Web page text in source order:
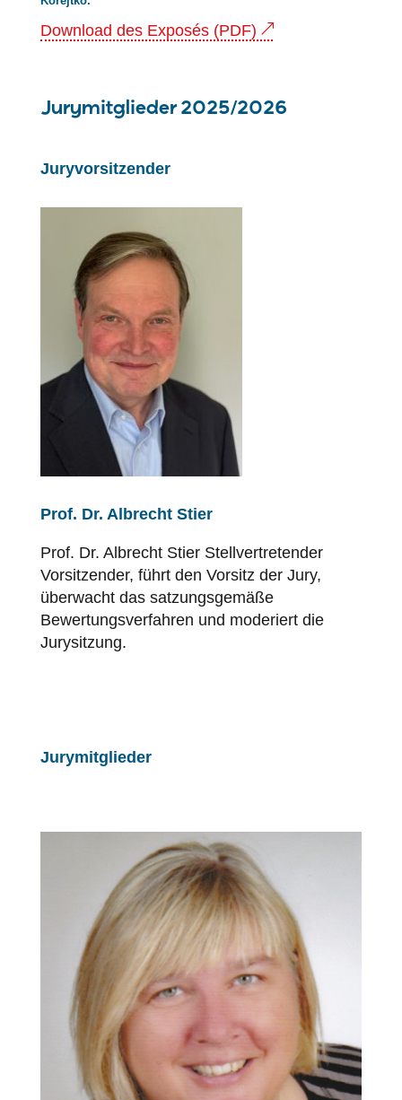
Download des Exposés (PDF)
Jurymitglieder 2025/2026
Juryvorsitzender
Prof. Dr. Albrecht Stier
Prof. Dr. Albrecht Stier Stellvertretender
Vorsitzender, führt den Vorsitz der Jury,
überwacht das satzungsgemäße
Bewertungsverfahren und moderiert die
Jurysitzung.
Jurymitglieder